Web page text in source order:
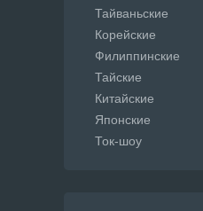
Тайваньские
Корейские
Филиппинские
Тайские
Китайские
Японские
Ток-шоу